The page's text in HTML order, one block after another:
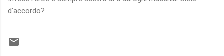
d'accordo?